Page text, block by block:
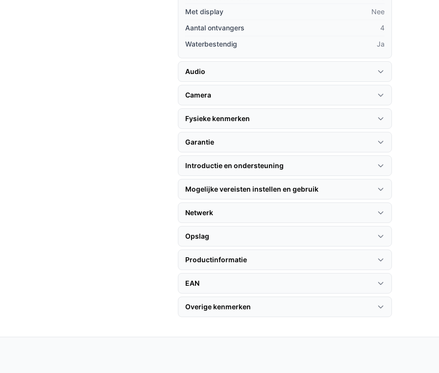
Met zijn hoge resolutie, handige
Met display
Nee
Aantal ontvangers
4
Waterbestendig
Ja
Audio
Camera
Fysieke kenmerken
Garantie
Introductie en ondersteuning
Mogelijke vereisten instellen en gebruik
Netwerk
Opslag
Productinformatie
EAN
Overige kenmerken